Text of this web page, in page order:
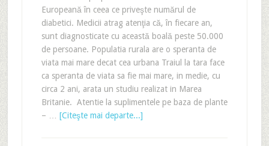
Europeană în ceea ce priveşte numărul de
diabetici. Medicii atrag atenţia că, în fiecare an,
sunt diagnosticate cu această boală peste 50.000
de persoane. Populatia rurala are o speranta de
viata mai mare decat cea urbana Traiul la tara face
ca speranta de viata sa fie mai mare, in medie, cu
circa 2 ani, arata un studiu realizat in Marea
Britanie. Atentie la suplimentele pe baza de plante
– … [Citeşte mai departe...]